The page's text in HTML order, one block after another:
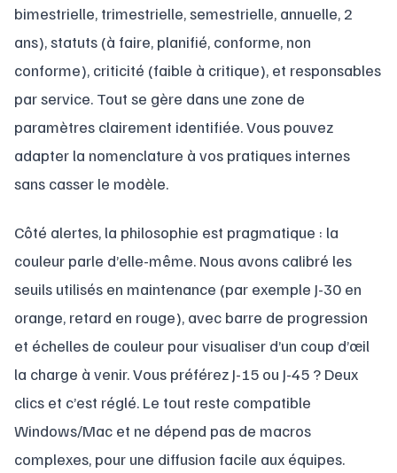
bimestrielle, trimestrielle, semestrielle, annuelle, 2
ans), statuts (à faire, planifié, conforme, non
conforme), criticité (faible à critique), et responsables
par service. Tout se gère dans une zone de
paramètres clairement identifiée. Vous pouvez
adapter la nomenclature à vos pratiques internes
sans casser le modèle.
Côté alertes, la philosophie est pragmatique : la
couleur parle d’elle-même. Nous avons calibré les
seuils utilisés en maintenance (par exemple J-30 en
orange, retard en rouge), avec barre de progression
et échelles de couleur pour visualiser d’un coup d’œil
la charge à venir. Vous préférez J-15 ou J-45 ? Deux
clics et c’est réglé. Le tout reste compatible
Windows/Mac et ne dépend pas de macros
complexes, pour une diffusion facile aux équipes.